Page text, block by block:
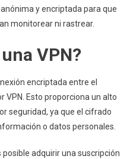
y encriptada para que
monitorear ni rastrear.
VPN?
encriptada entre el
VPN. Esto proporciona un alto
seguridad, ya que el cifrado
o datos personales.
adquirir una suscripción